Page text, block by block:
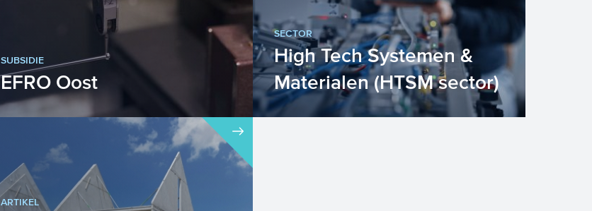
SUBSIDIE
EFRO Oost
Het EFRO-programma voor de regio
Oost zet in het op het versterken van
economische groei, vernieuwin...
SECTOR
High Tech Systemen &
Materialen (HTSM sector)
ARTIKEL